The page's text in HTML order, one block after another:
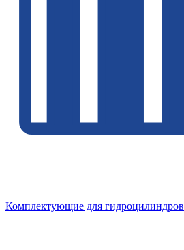
Комплектующие для гидроцилиндров